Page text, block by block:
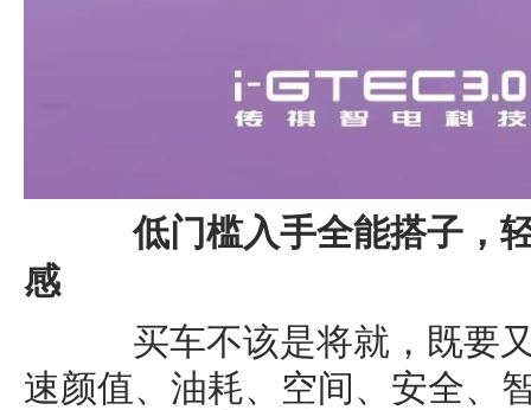
低门槛入手全能搭子，
感
买车不该是将就，既要
速颜值、油耗、空间、安全、